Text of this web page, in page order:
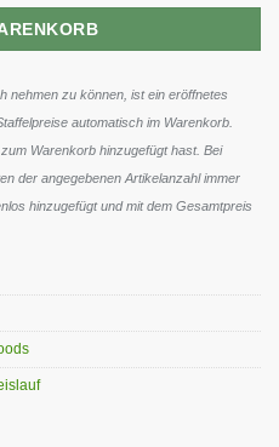
nehmen zu können, ist ein eröffnetes
automatisch im Warenkorb.
Warenkorb hinzugefügt hast. Bei
der angegebenen Artikelanzahl immer
hinzugefügt und mit dem Gesamtpreis